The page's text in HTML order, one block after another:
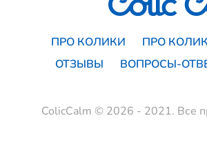
ПРО КОЛИКИ ПРО
ОТЗЫВЫ
ВОПРОСЫ-
ColicCalm © 2026 - 2021. Все